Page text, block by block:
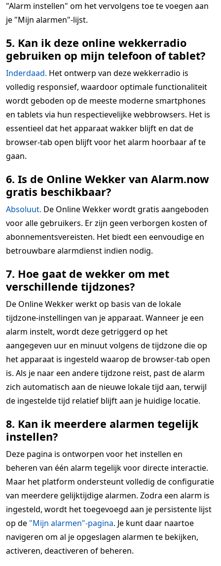
"Alarm instellen" om het vervolgens toe te voegen aan
je "Mijn alarmen"-lijst.
5. Kan ik deze online wekkerradio
gebruiken op mijn telefoon of tablet?
Inderdaad. Het ontwerp van deze wekkerradio is
volledig responsief, waardoor optimale functionaliteit
wordt geboden op de meeste moderne smartphones
en tablets via hun respectievelijke webbrowsers. Het is
essentieel dat het apparaat wakker blijft en dat de
browser-tab open blijft voor het alarm hoorbaar af te
gaan.
6. Is de Online Wekker van Alarm.now
gratis beschikbaar?
Absoluut. De Online Wekker wordt gratis aangeboden
voor alle gebruikers. Er zijn geen verborgen kosten of
abonnementsvereisten. Het biedt een eenvoudige en
betrouwbare alarmdienst indien nodig.
7. Hoe gaat de wekker om met
verschillende tijdzones?
De Online Wekker werkt op basis van de lokale
tijdzone-instellingen van je apparaat. Wanneer je een
alarm instelt, wordt deze getriggerd op het
aangegeven uur en minuut volgens de tijdzone die op
het apparaat is ingesteld waarop de browser-tab open
is. Als je naar een andere tijdzone reist, past de alarm
zich automatisch aan de nieuwe lokale tijd aan, terwijl
de ingestelde tijd relatief blijft aan je huidige locatie.
8. Kan ik meerdere alarmen tegelijk
instellen?
Deze pagina is ontworpen voor het instellen en
beheren van één alarm tegelijk voor directe interactie.
Maar het platform ondersteunt volledig de configuratie
van meerdere gelijktijdige alarmen. Zodra een alarm is
ingesteld, wordt het toegevoegd aan je persistente lijst
op de "Mijn alarmen"-pagina. Je kunt daar naartoe
navigeren om al je opgeslagen alarmen te bekijken,
activeren, deactiveren of beheren.